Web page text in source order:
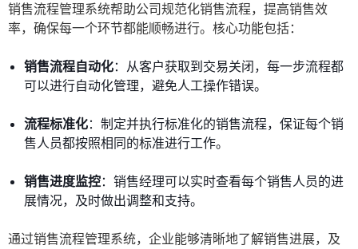
销售流程管理系统帮助公司规范化销售流程，提高销售效
率，确保每一个环节都能顺畅进行。核心功能包括：
销售流程自动化：从客户获取到交易关闭，每一步流程都
可以进行自动化管理，避免人工操作错误。
流程标准化：制定并执行标准化的销售流程，保证每个销
售人员都按照相同的标准进行工作。
销售进度监控：销售经理可以实时查看每个销售人员的进
展情况，及时做出调整和支持。
通过销售流程管理系统，企业能够清晰地了解销售进展，及